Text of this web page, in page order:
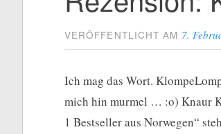
VERÖFFENTLICHT AM 7.
Ich mag das Wort.
mich hin murmel … :o) Knaur
1 Bestseller aus Norwegen“